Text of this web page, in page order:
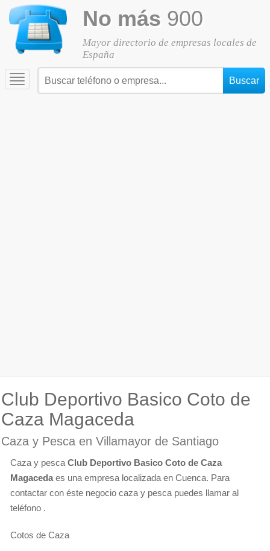
No más 900
Mayor directorio de empresas locales de
España
Toggle
navigation
Club Deportivo Basico Coto de
Caza Magaceda
Caza y Pesca en Villamayor de Santiago
Caza y pesca Club Deportivo Basico Coto de Caza
Magaceda es una empresa localizada en Cuenca. Para
contactar con éste negocio caza y pesca puedes llamar al
teléfono .
Cotos de Caza